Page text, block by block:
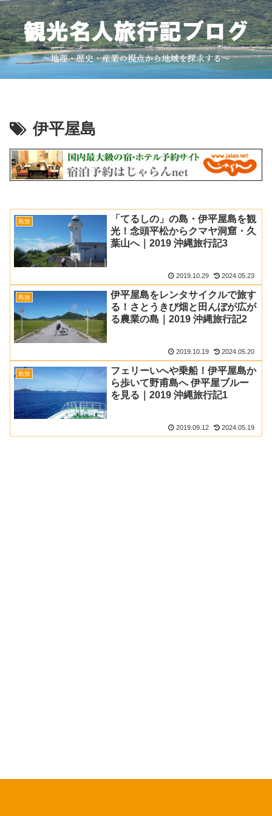
伊平屋島
島旅
「てるしの」の島・伊平屋島を観
光！念頭平松からクマヤ洞窟・久
葉山へ｜2019 沖縄旅行記3
2019.10.29 2024.05.23
島旅
伊平屋島をレンタサイクルで旅す
る！さとうきび畑と田んぼが広が
る農業の島｜2019 沖縄旅行記2
2019.10.19 2024.05.20
島旅
フェリーいへや乗船！伊平屋島か
ら歩いて野甫島へ 伊平屋ブルー
を見る｜2019 沖縄旅行記1
2019.09.12 2024.05.19